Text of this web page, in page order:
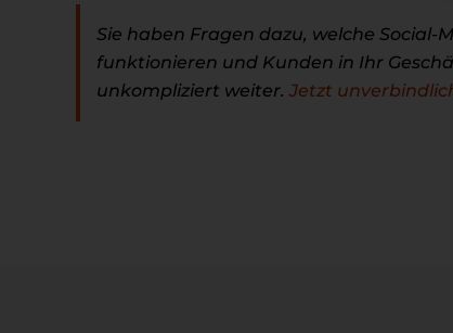
Sie haben Fragen dazu, welche
funktionieren und Kunden in Ihr
unkompliziert weiter. Jetzt